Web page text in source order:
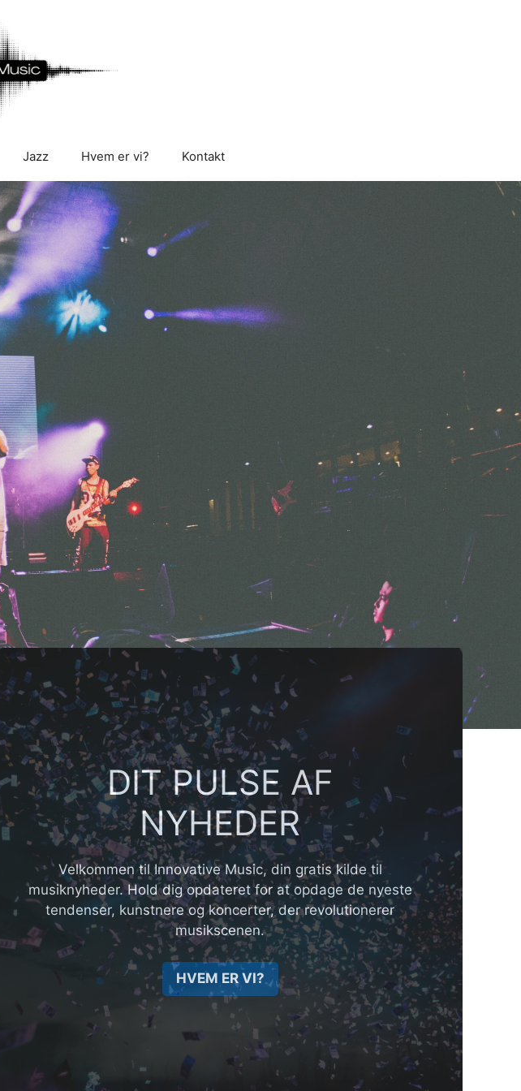
Jazz Hvem er vi? Kontakt
DIT PULSE AF
NYHEDER
Velkommen til Innovative Music, din gratis kilde til
musiknyheder. Hold dig opdateret for at opdage de nyeste
tendenser, kunstnere og koncerter, der revolutionerer
musikscenen.
HVEM ER VI?